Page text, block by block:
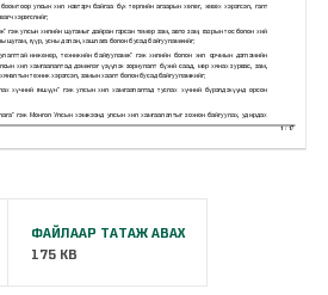
ФАЙЛААР ТАТАЖ АВАХ
175 KB